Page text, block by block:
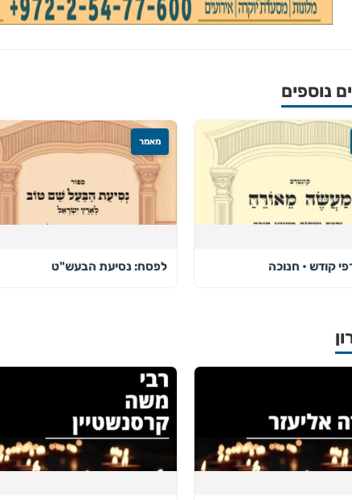
נוספים
קודש • חנוכה
מאמר
לפסח: נסיעת הבעש"ט